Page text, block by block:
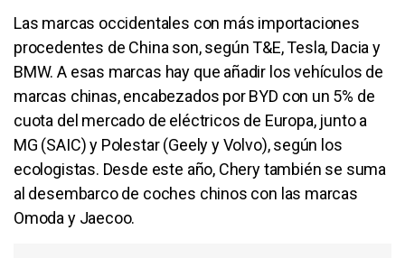
Las marcas occidentales con más importaciones
procedentes de China son, según T&E, Tesla, Dacia y
BMW. A esas marcas hay que añadir los vehículos de
marcas chinas, encabezados por BYD con un 5% de
cuota del mercado de eléctricos de Europa, junto a
MG (SAIC) y Polestar (Geely y Volvo), según los
ecologistas. Desde este año, Chery también se suma
al desembarco de coches chinos con las marcas
Omoda y Jaecoo.